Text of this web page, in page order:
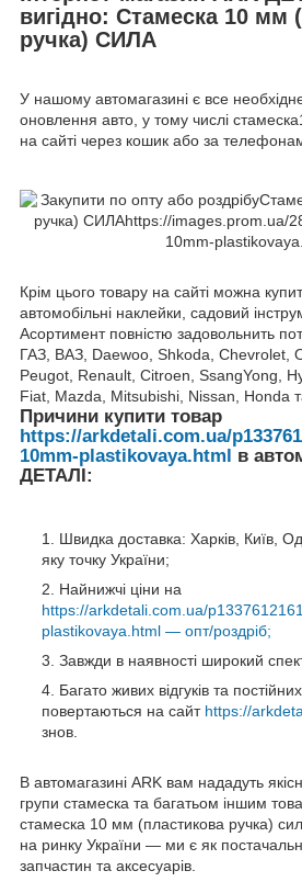
вигідно: Стамеска 10 мм
ручка) СИЛА
У нашому автомагазині є все
оновлення авто, у тому числі
на сайті через кошик або за
Крім цього товару на сайті можна
автомобільні наклейки, садовий
Асортимент повністю задовольнить
ГАЗ, ВАЗ, Daewoo, Shkoda, Chevrolet,
Peugot, Renault, Citroen, SsangYong,
Fiat, Mazda, Mitsubishi, Nissan, Honda
Причини купити товар
https://arkdetali.com.ua/
10mm-plastikovaya.html
в
ДЕТАЛІ:
Швидка доставка: Харків, Київ,
яку точку України;
Найнижчі ціни на
https://arkdetali.com.ua/
plastikovaya.html — опт/роздріб;
Завжди в наявності широкий
Багато живих відгуків та постійних
повертаються на сайт https://
знов.
В автомагазині ARK вам нададуть
групи стамеска та багатьом іншим
стамеска 10 мм (пластикова ручка)
на ринку України — ми є як
запчастин та аксесуарів.